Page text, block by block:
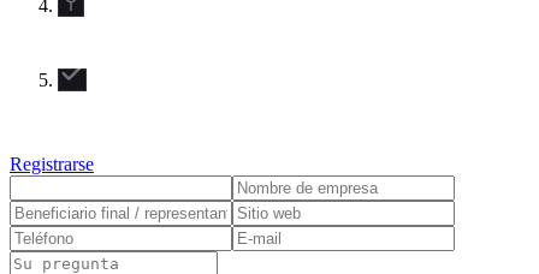
Registrarse